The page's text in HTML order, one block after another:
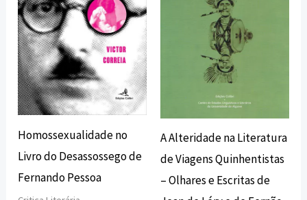
Homossexualidade no
Livro do Desassossego de
Fernando Pessoa
A Alteridade na Literatura
de Viagens Quinhentistas
– Olhares e Escritas de